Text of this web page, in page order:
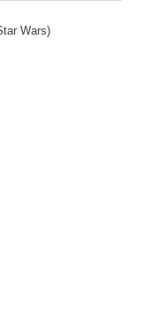
Wars)